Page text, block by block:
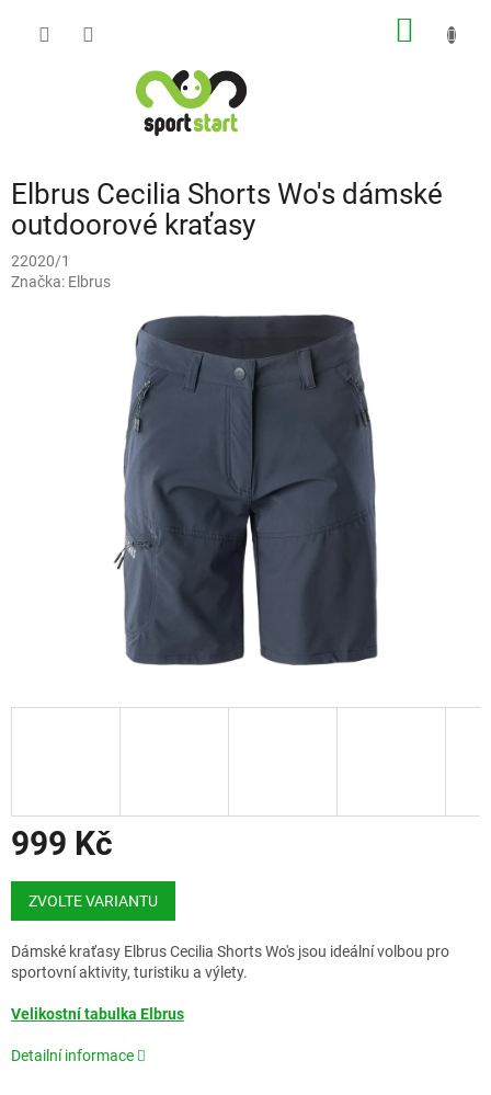
Elbrus Cecilia Shorts Wo's dámské
outdoorové kraťasy
22020/1
Značka: Elbrus
999 Kč
Měrná
cena:
ZVOLTE VARIANTU
Dámské kraťasy Elbrus Cecilia Shorts Wo's jsou ideální volbou pro
sportovní aktivity, turistiku a výlety.
Velikostní tabulka Elbrus
Detailní informace